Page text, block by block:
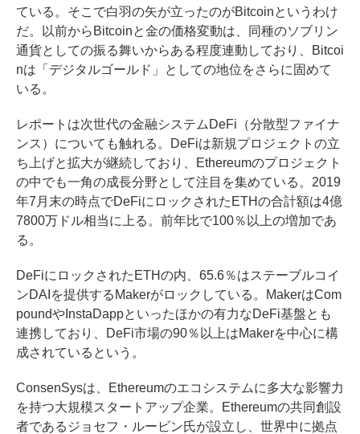
ている。そこで白羽の矢が立ったのがBitcoinというわけ
だ。以前からBitcoinと金の価格変動は、同種のソブリン
通貨としての振る舞いからある程度連動しており、Bitcoi
nは「デジタルゴールド」としての地位をさらに固めて
いる。
レポートは次世代の金融システムDeFi（分散型ファイナ
ンス）についても触れる。DeFiは新規プロジェクトの立
ち上げと拡大が継続しており、Ethereumのプロジェクト
の中でも一角の成長分野として注目を集めている。2019
年7月末の時点でDeFiにロックされたETHの合計額は4億
7800万ドル相当に上る。前年比で100％以上の増加であ
る。
DeFiにロックされたETHの内、65.6％はステーブルコイ
ンDAIを提供するMakerがロックしている。MakerはCom
poundやInstaDappといったほかの有力なDeFi基盤とも
連携しており、DeFi市場の90％以上はMakerを中心に構
成されているという。
ConsenSysは、Ethereumのエコシステムに多大な影響力
を持つ大規模スタートアップ企業。Ethereumの共同創設
者であるジョセフ・ルービン氏が設立し、世界中に拠点